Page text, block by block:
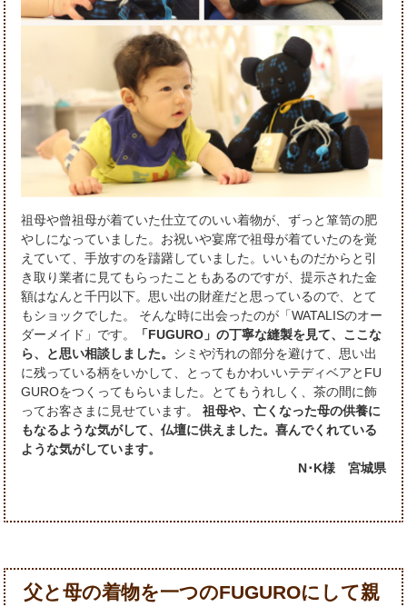
祖母や曾祖母が着ていた仕立てのいい着物が、ずっと箪笥の肥
やしになっていました。お祝いや宴席で祖母が着ていたのを覚
えていて、手放すのを躊躇していました。いいものだからと引
き取り業者に見てもらったこともあるのですが、提示された金
額はなんと千円以下。思い出の財産だと思っているので、とて
もショックでした。 そんな時に出会ったのが「WATALISのオー
ダーメイド」です。
「FUGURO」の丁寧な縫製を見て、ここな
ら、と思い相談しました。 シミや汚れの部分を避けて、思い出
に残っている柄をいかして、とってもかわいいテディベアとFU
GUROをつくってもらいました。とてもうれしく、茶の間に飾
ってお客さまに見せています。 祖母や、亡くなった母の供養に
もなるような気がして、仏壇に供えました。喜んでくれている
ような気がしています。
N･K様 宮城県
父と母の着物を一つのFUGUROにして親